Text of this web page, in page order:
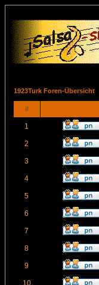
1923Turk Foren-Übersicht
#
1
2
3
4
5
6
7
8
9
10